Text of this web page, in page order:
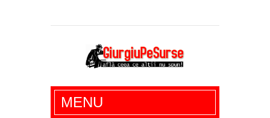
Giurgiu Pe Surse – actualitate giurgiu,
administratie giurgiu, stiri politice, social
MENU